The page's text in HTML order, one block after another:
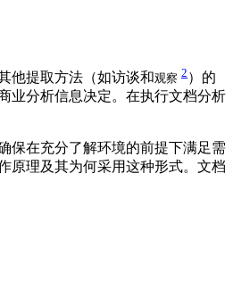
他提取方法（如访谈和观察 2 ）的
业分析信息决定。在执行文档分析
保在充分了解环境的前提下满足需
原理及其为何采用这种形式。文档